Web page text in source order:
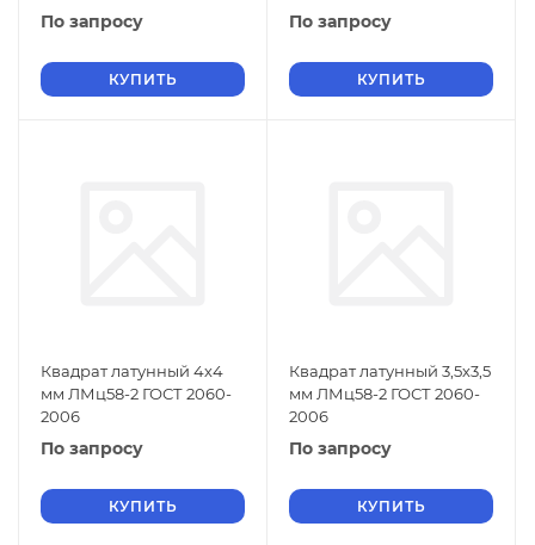
По запросу
КУПИТЬ
По запросу
КУПИТЬ
Квадрат латунный 4х4
мм ЛМц58-2 ГОСТ 2060-
2006
По запросу
КУПИТЬ
Квадрат латунный 3,5х3,5
мм ЛМц58-2 ГОСТ 2060-
2006
По запросу
КУПИТЬ